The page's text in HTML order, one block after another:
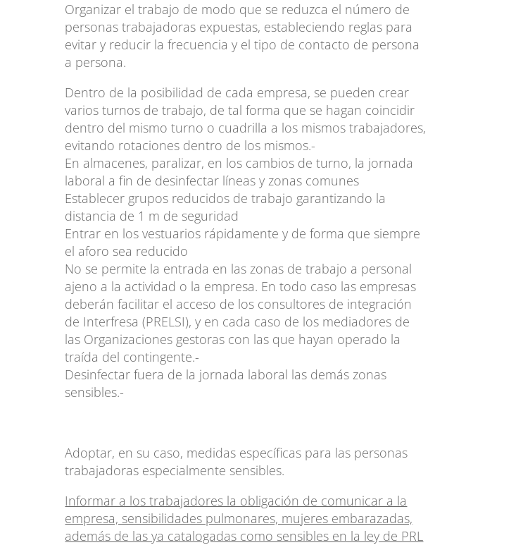
Organizar el trabajo de modo que se reduzca el número de
personas trabajadoras expuestas, estableciendo reglas para
evitar y reducir la frecuencia y el tipo de contacto de persona
a persona.
Dentro de la posibilidad de cada empresa, se pueden crear
varios turnos de trabajo, de tal forma que se hagan coincidir
dentro del mismo turno o cuadrilla a los mismos trabajadores,
evitando rotaciones dentro de los mismos.-
En almacenes, paralizar, en los cambios de turno, la jornada
laboral a fin de desinfectar líneas y zonas comunes
Establecer grupos reducidos de trabajo garantizando la
distancia de 1 m de seguridad
Entrar en los vestuarios rápidamente y de forma que siempre
el aforo sea reducido
No se permite la entrada en las zonas de trabajo a personal
ajeno a la actividad o la empresa. En todo caso las empresas
deberán facilitar el acceso de los consultores de integración
de Interfresa (PRELSI), y en cada caso de los mediadores de
las Organizaciones gestoras con las que hayan operado la
traída del contingente.-
Desinfectar fuera de la jornada laboral las demás zonas
sensibles.-
Adoptar, en su caso, medidas específicas para las personas
trabajadoras especialmente sensibles.
Informar a los trabajadores la obligación de comunicar a la
empresa, sensibilidades pulmonares, mujeres embarazadas,
además de las ya catalogadas como sensibles en la ley de PRL